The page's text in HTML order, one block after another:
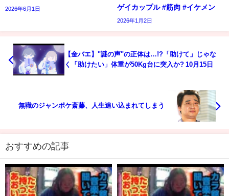
2026年6月1日
ゲイカップル #筋肉 #イケメン
2026年1月2日
【金バエ】"謎の声"の正体は…!?「助けて」じゃな
く「助けたい」体重が50Kg台に突入か? 10月15日
無職のジャンポケ斎藤、人生追い込まれてしまう
おすすめの記事